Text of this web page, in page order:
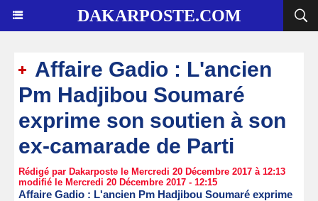
DAKARPOSTE.COM
Affaire Gadio : L'ancien
Pm Hadjibou Soumaré
exprime son soutien à son
ex-camarade de Parti
Rédigé par Dakarposte le Mercredi 20 Décembre 2017 à 12:13
modifié le Mercredi 20 Décembre 2017 - 12:15
Affaire Gadio : L'ancien Pm Hadjibou Soumaré exprime